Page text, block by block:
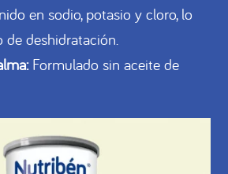
en sodio, potasio y cloro, lo
de deshidratación.
Formulado sin aceite de